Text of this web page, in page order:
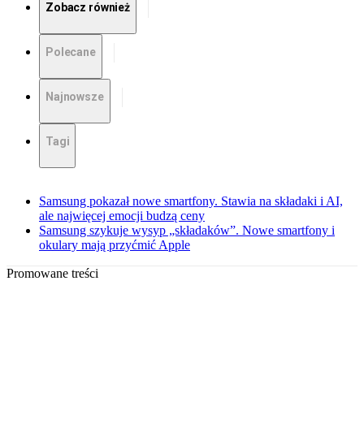
Zobacz również
Polecane
Najnowsze
Tagi
Samsung pokazał nowe smartfony. Stawia na składaki i AI,
ale najwięcej emocji budzą ceny
Samsung szykuje wysyp „składaków”. Nowe smartfony i
okulary mają przyćmić Apple
Promowane treści